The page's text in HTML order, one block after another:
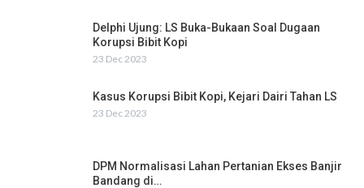
Delphi Ujung: LS Buka-Bukaan Soal Dugaan
Korupsi Bibit Kopi
23 Dec 2023
Kasus Korupsi Bibit Kopi, Kejari Dairi Tahan LS
23 Dec 2023
DPM Normalisasi Lahan Pertanian Ekses Banjir
Bandang di…